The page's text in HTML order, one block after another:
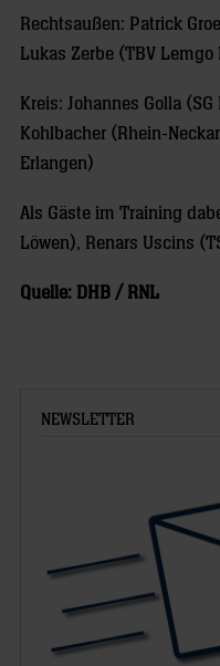
Rechtsaußen: Patrick
Lukas Zerbe (TBV Lemgo
Kreis: Johannes Golla
Kohlbacher (Rhein-
Erlangen)
Als Gäste im Training
Löwen), Renars Uscins
Quelle: DHB / RNL
NEWSLETTER